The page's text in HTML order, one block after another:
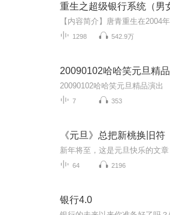
重生之超级银行系统（男
1298 542.9万
20090102哈哈笑元旦精
20090102哈哈笑元旦精品演出
7 353
《元旦》总把新桃换旧符
新年将至，这是元旦快乐的文章
64 2196
银行4.0